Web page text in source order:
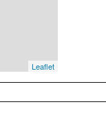
Leaflet